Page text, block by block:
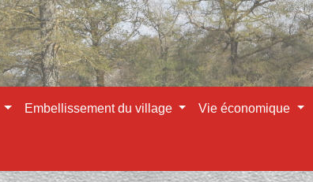
Embellissement du village Vie économique